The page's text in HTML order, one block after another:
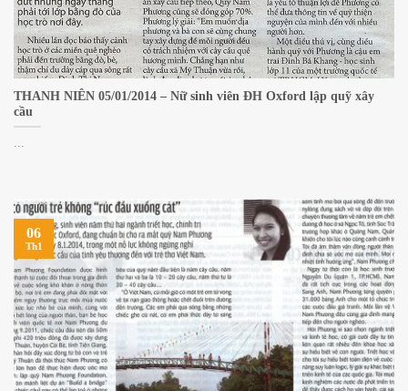
THANH NIÊN 05/01/2014 – Nữ sinh viên ĐH Oxford lập quỹ xây
cầu
...
06
Th1